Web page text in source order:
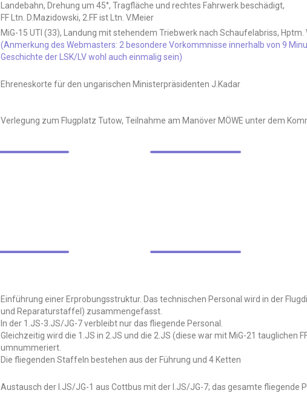
Landebahn, Drehung um 45°, Tragfläche und rechtes Fahrwerk beschädigt,
FF Ltn. D.Mazidowski, 2.FF ist Ltn. V.Meier
MiG-15 UTI (33), Landung mit stehendem Triebwerk nach Schaufelabriss, Hptm.
(Anmerkung des Webmasters: 2 besondere Vorkommnisse innerhalb von 9
Geschichte der LSK/LV wohl auch einmalig sein)
Ehreneskorte für den ungarischen Ministerpräsidenten J.Kadar
Verlegung zum Flugplatz Tutow, Teilnahme am Manöver MÖWE unter dem
Einführung einer Erprobungsstruktur. Das technischen Personal wird in der
und Reparaturstaffel) zusammengefasst.
In der 1.JS-3.JS/JG-7 verbleibt nur das fliegende Personal.
Gleichzeitig wird die 1.JS in 2.JS und die 2.JS (diese war mit MiG-21 tauglichen
umnummeriert.
Die fliegenden Staffeln bestehen aus der Führung und 4 Ketten
Austausch der I.JS/JG-1 aus Cottbus mit der I.JS/JG-7; das gesamte fliegende